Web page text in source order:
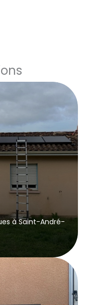
à Saint-André-